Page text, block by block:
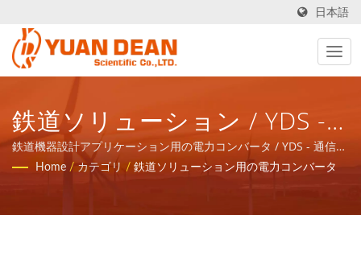
日本語
鉄道ソリューション / YDS -
通信ネットワークアプリケー
ションの磁気コンポーネント
と電力製品のトータルソリュ
鉄道機器設計アプリケーション用の電力コンバータ / YDS - 通信ネ
ットワークアプリケーションの磁気コンポーネントと電力製品の
Home / カテゴリ / 鉄道ソリューション用の電力コンバータ